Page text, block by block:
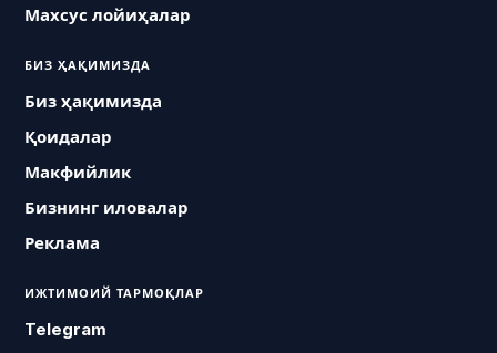
Махсус лойиҳалар
БИЗ ҲАҚИМИЗДА
Биз ҳақимизда
Қоидалар
Макфийлик
Бизнинг иловалар
Реклама
ИЖТИМОИЙ ТАРМОҚЛАР
Telegram